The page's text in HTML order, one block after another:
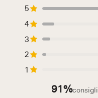
5
4
3
2
1
91%